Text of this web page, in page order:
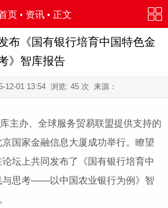
页 • 资讯 • 正文
布《国有银行培育中国特色金
》智库报告
12-01 13:54 浏览: 45 次 来源：
主办、全球服务贸易联盟提供支持的
国家金融信息大厦成功举行。瞭望
坛上共同发布了《国有银行培育中
与思考——以中国农业银行为例》智